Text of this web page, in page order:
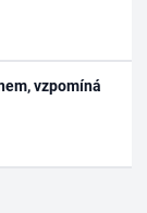
vzpomíná